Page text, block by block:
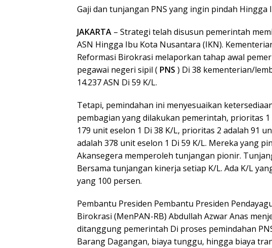
Gaji dan tunjangan PNS yang ingin pindah Hingga
JAKARTA – Strategi telah disusun pemerintah
ASN Hingga Ibu Kota Nusantara (IKN).
Reformasi Birokrasi melaporkan tahap awal
pegawai negeri sipil ( PNS ) Di 38 kementerian/
14.237 ASN Di 59 K/L.
Tetapi, pemindahan ini menyesuaikan
pembagian yang dilakukan pemerintah, prioritas
179 unit eselon 1 Di 38 K/L, prioritas 2 adalah 91
adalah 378 unit eselon 1 Di 59 K/L. Mereka yang
Akansegera memperoleh tunjangan pionir.
Bersama tunjangan kinerja setiap K/L. Ada K/L
yang 100 persen.
Pembantu Presiden Pembantu Presiden
Birokrasi (MenPAN-RB) Abdullah Azwar Anas
ditanggung pemerintah Di proses pemindahan
Barang Dagangan, biaya tunggu, hingga biaya